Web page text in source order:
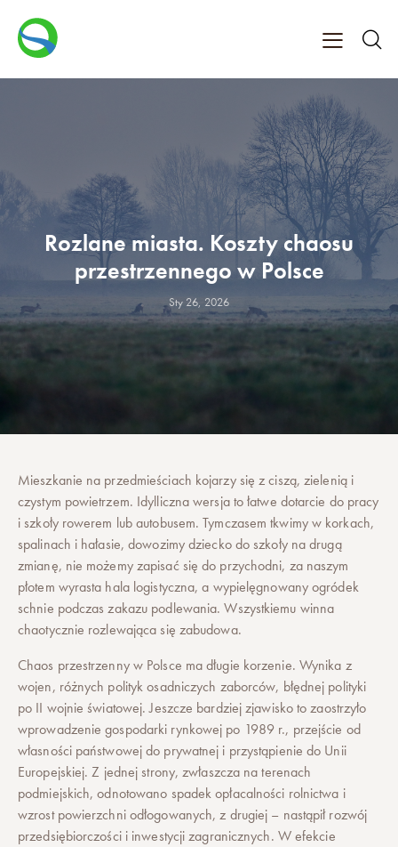
Rozlane miasta. Koszty chaosu
przestrzennego w Polsce
Sty 26, 2026
Mieszkanie na przedmieściach kojarzy się z ciszą, zielenią i
czystym powietrzem. Idylliczna wersja to łatwe dotarcie do pracy
i szkoły rowerem lub autobusem. Tymczasem tkwimy w korkach,
spalinach i hałasie, dowozimy dziecko do szkoły na drugą
zmianę, nie możemy zapisać się do przychodni, za naszym
płotem wyrasta hala logistyczna, a wypielęgnowany ogródek
schnie podczas zakazu podlewania. Wszystkiemu winna
chaotycznie rozlewająca się zabudowa.
Chaos przestrzenny w Polsce ma długie korzenie. Wynika z
wojen, różnych polityk osadniczych zaborców, błędnej polityki
po II wojnie światowej. Jeszcze bardziej zjawisko to zaostrzyło
wprowadzenie gospodarki rynkowej po 1989 r., przejście od
własności państwowej do prywatnej i przystąpienie do Unii
Europejskiej. Z jednej strony, zwłaszcza na terenach
podmiejskich, odnotowano spadek opłacalności rolnictwa i
wzrost powierzchni odłogowanych, z drugiej – nastąpił rozwój
przedsiębiorczości i inwestycji zagranicznych. W efekcie